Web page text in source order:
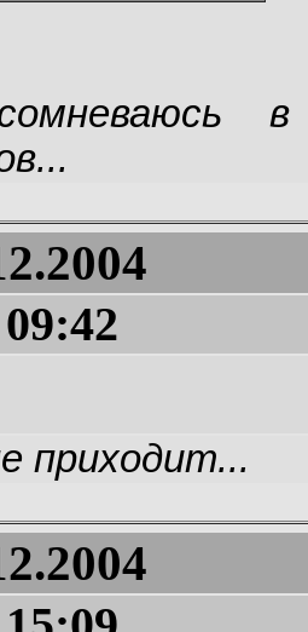
в
09:42
приходит...